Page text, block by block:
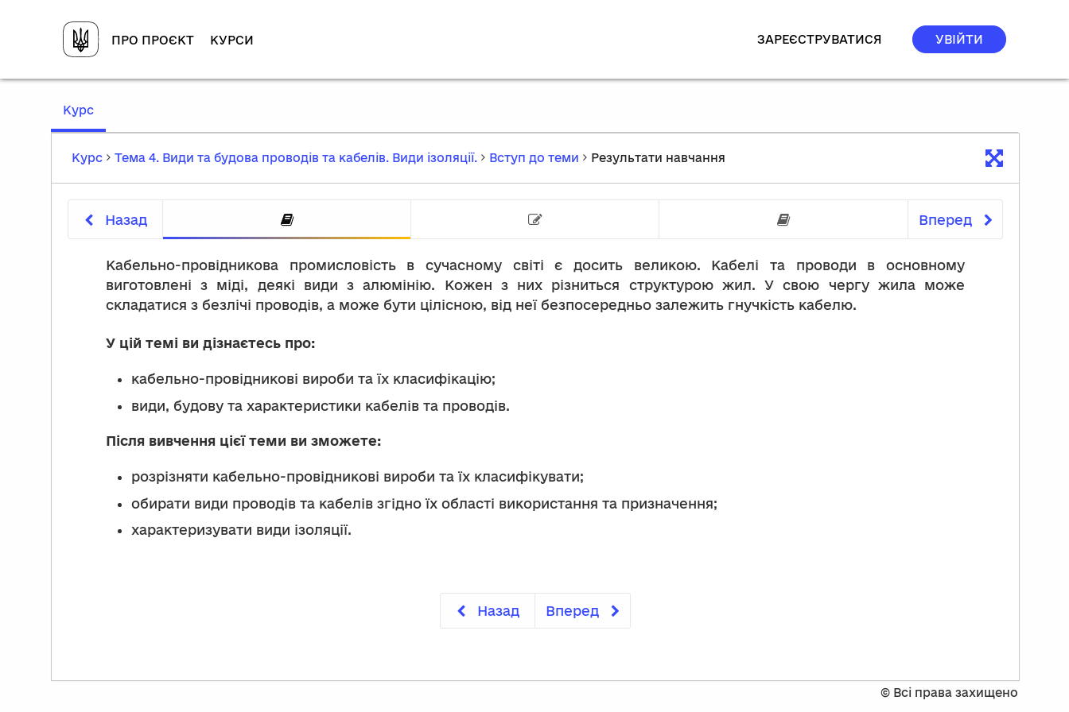
ПРО ПРОЄКТ КУРСИ ЗАРЕЄСТРУВАТИСЯ УВІЙТИ
Курс,
Курс
Тема 4. Види та будова проводів та кабелів. Види ізоляції. Вступ до теми Результати навчання
Назад Вперед
Результати навчання Тест на попередні знання Перелік посилань на
Кабельно-провідникова промисловість в сучасному світі є досить великою. Кабелі та проводи в основному
виготовлені з міді, деякі види з алюмінію. Кожен з них різниться структурою жил. У свою чергу жила може
складатися з безлічі проводів, а може бути цілісною, від неї безпосередньо залежить гнучкість кабелю.
У цій темі ви дізнаєтесь про:
кабельно-провідникові вироби та їх класифікацію;
види, будову та характеристики кабелів та проводів.
Після вивчення цієї теми ви зможете:
розрізняти кабельно-провідникові вироби та їх класифікувати;
обирати види проводів та кабелів згідно їх області використання та призначення;
характеризувати види ізоляції.
Назад Вперед
© Всі права захищено